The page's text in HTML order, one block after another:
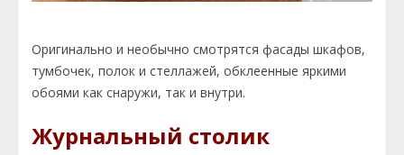
Оригинально и необычно смотрятся фасады шкафов,
тумбочек, полок и стеллажей, обклеенные яркими
обоями как снаружи, так и внутри.
Журнальный столик